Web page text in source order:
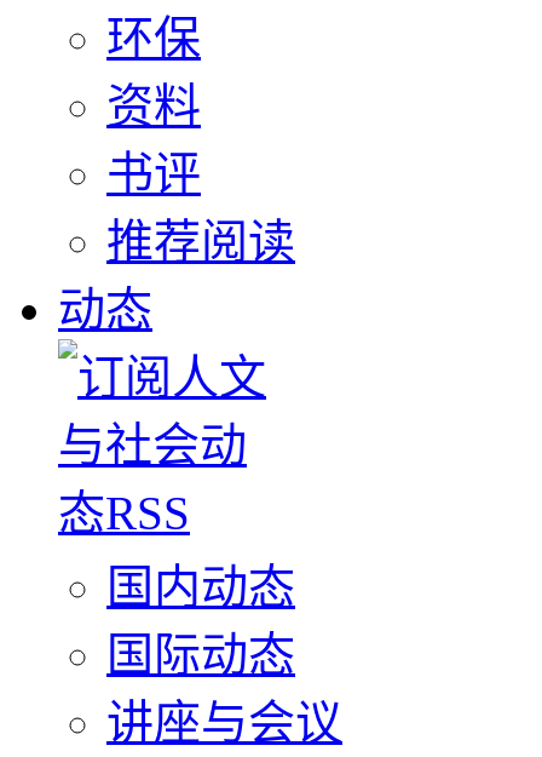
环保
资料
书评
推荐阅读
动态
国内动态
国际动态
讲座与会议